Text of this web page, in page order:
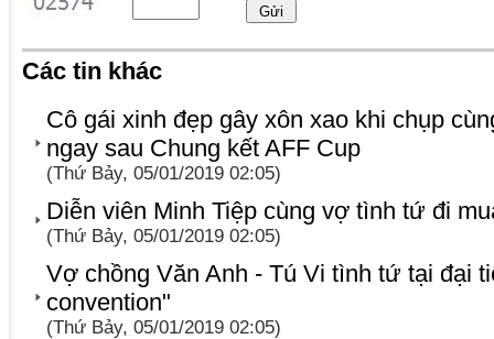
Các tin khác
Cô gái xinh đẹp gây xôn xao khi chụp
ngay sau Chung kết AFF Cup
(Thứ Bảy, 05/01/2019 02:05)
Diễn viên Minh Tiệp cùng vợ tình tứ đi
(Thứ Bảy, 05/01/2019 02:05)
Vợ chồng Văn Anh - Tú Vi tình tứ tại đại
convention"
(Thứ Bảy, 05/01/2019 02:05)